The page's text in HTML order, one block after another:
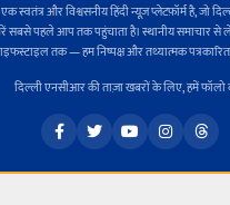
स्वतंत्र और विश्वसनीय हिंदी न्यूज़ प्लेटफ़ॉर्म है, जो
सबसे पहले आप तक पहुंचाता है। स्थानीय समाचार से
तक — हम निष्पक्ष और तथ्यात्मक
दिल्ली एनसीआर की ताज़ा खबरों के लिए, हमें फॉलो